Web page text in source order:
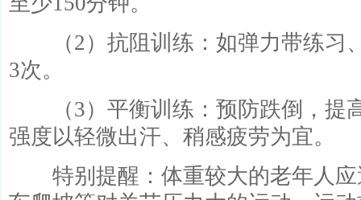
（2）抗阻训练：如弹力带练习
3次。
（3）平衡训练：预防跌倒，提
强度以轻微出汗、稍感疲劳为宜。
特别提醒：体重较大的老年人应